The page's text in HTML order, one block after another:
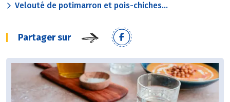
Velouté de potimarron et pois-chiches...
Partager sur